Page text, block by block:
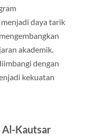
daya tarik
akademik.
dengan
kekuatan
Al-Kautsar